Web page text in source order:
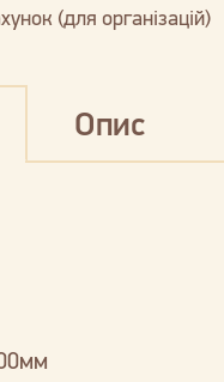
(для організацій)
Опис